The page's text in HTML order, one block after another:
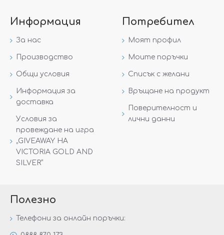
Информация
За нас
Производство
Общи условия
Информация за
доставка
Условия за
провеждане на игра
„GIVEAWAY НА
VICTORIA GOLD AND
SILVER“
Потребител
Моят профил
Моите поръчки
Списък с желани
Връщане на продукт
Поверителност и
лични данни
Полезно
Телефони за онлайн поръчки: